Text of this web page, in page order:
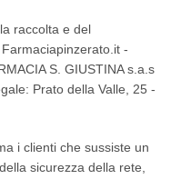
raccolta e del
-
S. GIUSTINA s.a.s
Prato della Valle, 25 -
i clienti che sussiste un
sicurezza della rete,